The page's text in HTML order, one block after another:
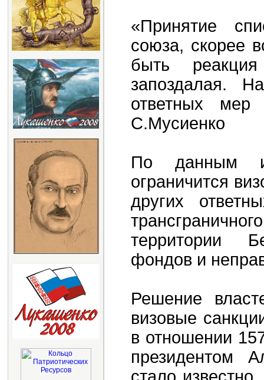
«Принятие
союза, скорее
быть
запоздалая.
ответных
С.Мусиенко
По данным
ограничится
других
территории
фондов и
Решение
визовые
в отношении
президентом